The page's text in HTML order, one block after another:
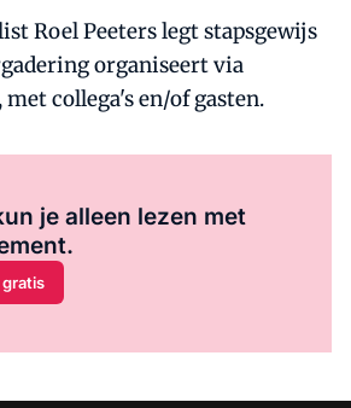
Roel Peeters legt stapsgewijs
organiseert via
collega's en/of gasten.
je alleen lezen met
gratis